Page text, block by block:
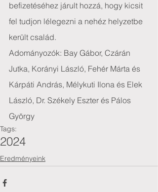
befizetéséhez járult hozzá, hogy kicsit
fel tudjon lélegezni a nehéz helyzetbe
került család.
Adományozók: Bay Gábor, Czárán
Jutka, Korányi László, Fehér Márta és
Kárpáti András, Mélykuti Ilona és Elek
László, Dr. Székely Eszter és Pálos
György
Tags:
2024
Eredményeink